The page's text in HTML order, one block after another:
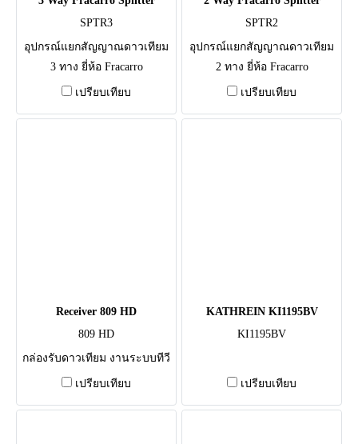
SPTR3
อุปกรณ์แยกสัญญาณดาวเทียม
3 ทาง ยี่ห้อ Fracarro
เปรียบเทียบ
SPTR2
อุปกรณ์แยกสัญญาณดาวเทียม
2 ทาง ยี่ห้อ Fracarro
เปรียบเทียบ
Receiver 809 HD
809 HD
กล่องรับดาวเทียม งานระบบทีวี
เปรียบเทียบ
KATHREIN KI1195BV
KI1195BV
เปรียบเทียบ